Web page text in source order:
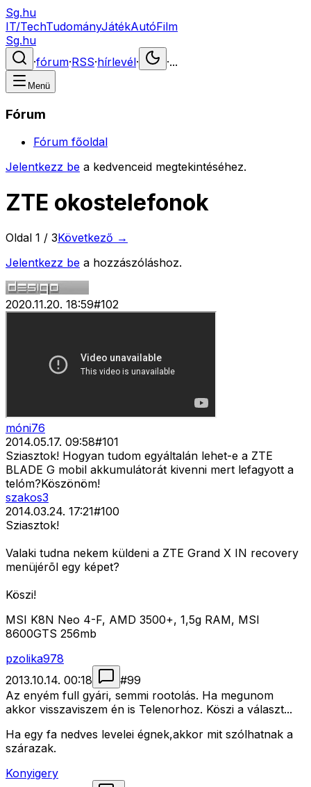
Sg.hu
IT/TechTudományJátékAutóFilm
Sg.hu
·fórum·RSS·hírlevél· ·...
Menü
Fórum
Fórum főoldal
Jelentkezz be a kedvenceid megtekintéséhez.
ZTE okostelefonok
Oldal 1 / 3Következő →
Jelentkezz be a hozzászóláshoz.
2020.11.20. 18:59#102
móni76
2014.05.17. 09:58#101
Sziasztok! Hogyan tudom egyáltalán lehet-e a ZTE
BLADE G mobil akkumulátorát kivenni mert lefagyott a
telóm?Köszönöm!
szakos3
2014.03.24. 17:21#100
Sziasztok!
Valaki tudna nekem küldeni a ZTE Grand X IN recovery
menüjérõl egy képet?
Köszi!
MSI K8N Neo 4-F, AMD 3500+, 1,5g RAM, MSI
8600GTS 256mb
pzolika978
2013.10.14. 00:18
#99
Az enyém full gyári, semmi rootolás. Ha megunom
akkor visszaviszem én is Telenorhoz. Köszi a választ...
Ha egy fa nedves levelei égnek,akkor mit szólhatnak a
szárazak.
Konyigery